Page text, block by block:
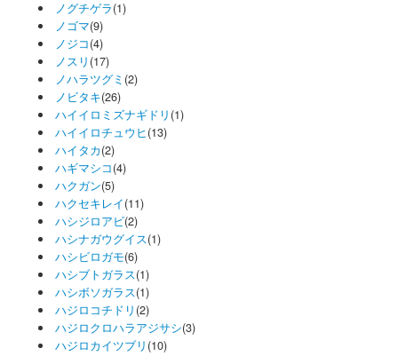
ノグチゲラ(1)
ノゴマ(9)
ノジコ(4)
ノスリ (17)
ノハラツグミ (2)
ノビタキ(26)
ハイイロミズナギドリ (1)
ハイイロチュウヒ(13)
ハイタカ(2)
ハギマシコ(4)
ハクガン(5)
ハクセキレイ(11)
ハシジロアビ(2)
ハシナガウグイス(1)
ハシビロガモ(6)
ハシブトガラス(1)
ハシボソガラス(1)
ハジロコチドリ (2)
ハジロクロハラアジサシ(3)
ハジロカイツブリ (10)